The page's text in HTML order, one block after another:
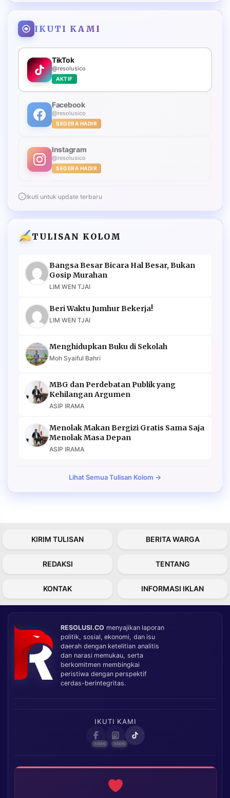
IKUTI KAMI
TikTok
@resolusico
AKTIF
Facebook
@resolusico
SEGERA HADIR
Instagram
@resolusico
SEGERA HADIR
Ikuti untuk update terbaru
TULISAN KOLOM
Bangsa Besar Bicara Hal Besar, Bukan
Gosip Murahan
LIM WEN TJAI
Beri Waktu Jumhur Bekerja!
LIM WEN TJAI
Menghidupkan Buku di Sekolah
Moh Syaiful Bahri
MBG dan Perdebatan Publik yang
Kehilangan Argumen
ASIP IRAMA
Menolak Makan Bergizi Gratis Sama Saja
Menolak Masa Depan
ASIP IRAMA
Lihat Semua Tulisan Kolom →
KIRIM TULISAN BERITA WARGA
REDAKSI TENTANG
KONTAK INFORMASI IKLAN
RESOLUSI.CO menyajikan laporan
politik, sosial, ekonomi, dan isu
daerah dengan ketelitian analitis
dan narasi memukau, serta
berkomitmen membingkai
peristiwa dengan perspektif
cerdas-berintegritas.
IKUTI KAMI